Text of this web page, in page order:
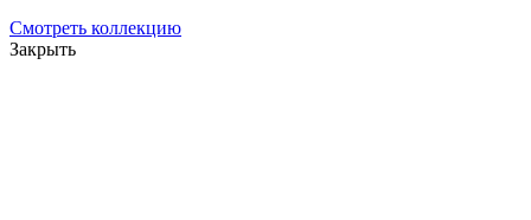
Смотреть коллекцию
Закрыть